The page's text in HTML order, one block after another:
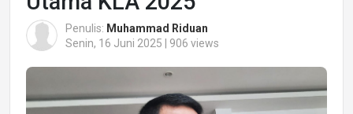
Penulis: Muhammad Riduan
Senin, 16 Juni 2025 | 906 views